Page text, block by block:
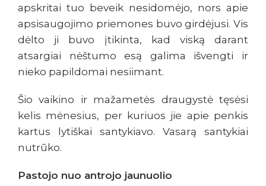
apskritai tuo beveik nesidomėjo, nors apie
apsisaugojimo priemones buvo girdėjusi. Vis
dėlto ji buvo įtikinta, kad viską darant
atsargiai nėštumo esą galima išvengti ir
nieko papildomai nesiimant.
Šio vaikino ir mažametės draugystė tęsėsi
kelis mėnesius, per kuriuos jie apie penkis
kartus lytiškai santykiavo. Vasarą santykiai
nutrūko.
Pastojo nuo antrojo jaunuolio